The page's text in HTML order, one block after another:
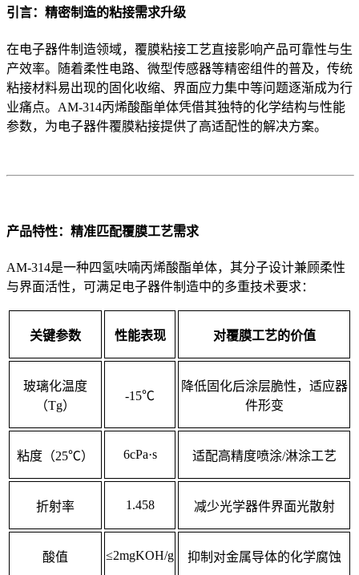
引言：精密制造的粘接需求升级
在电子器件制造领域，覆膜粘接工艺直接影响产品可靠性与生
产效率。随着柔性电路、微型传感器等精密组件的普及，传统
粘接材料易出现的固化收缩、界面应力集中等问题逐渐成为行
业痛点。AM-314丙烯酸酯单体凭借其独特的化学结构与性能
参数，为电子器件覆膜粘接提供了高适配性的解决方案。
产品特性：精准匹配覆膜工艺需求
AM-314是一种四氢呋喃丙烯酸酯单体，其分子设计兼顾柔性
与界面活性，可满足电子器件制造中的多重技术要求：
关键参数 性能表现 对覆膜工艺的价值
玻璃化温度
（Tg）
-15℃
降低固化后涂层脆性，适应器
件形变
粘度（25℃） 6cPa·s 适配高精度喷涂/淋涂工艺
折射率 1.458 减少光学器件界面光散射
酸值 ≤2mgKOH/g 抑制对金属导体的化学腐蚀